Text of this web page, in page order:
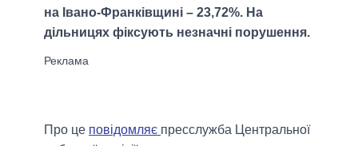
на Івано-Франківщині – 23,72%. На
дільницях фіксують незначні порушення.
Про це повідомляє пресслужба Центральної